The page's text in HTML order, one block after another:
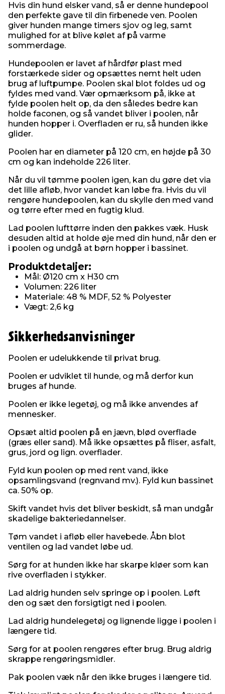
Hvis din hund elsker vand, så er denne hundepool
den perfekte gave til din firbenede ven. Poolen
giver hunden mange timers sjov og leg, samt
mulighed for at blive kølet af på varme
sommerdage.
Hundepoolen er lavet af hårdfør plast med
forstærkede sider og opsættes nemt helt uden
brug af luftpumpe. Poolen skal blot foldes ud og
fyldes med vand. Vær opmærksom på, ikke at
fylde poolen helt op, da den således bedre kan
holde faconen, og så vandet bliver i poolen, når
hunden hopper i. Overfladen er ru, så hunden ikke
glider.
Poolen har en diameter på 120 cm, en højde på 30
cm og kan indeholde 226 liter.
Når du vil tømme poolen igen, kan du gøre det via
det lille afløb, hvor vandet kan løbe fra. Hvis du vil
rengøre hundepoolen, kan du skylle den med vand
og tørre efter med en fugtig klud.
Lad poolen lufttørre inden den pakkes væk. Husk
desuden altid at holde øje med din hund, når den er
i poolen og undgå at børn hopper i bassinet.
Produktdetaljer:
Mål: Ø120 cm x H30 cm
Volumen: 226 liter
Materiale: 48 % MDF, 52 % Polyester
Vægt: 2,6 kg
Sikkerhedsanvisninger
Poolen er udelukkende til privat brug.
Poolen er udviklet til hunde, og må derfor kun
bruges af hunde.
Poolen er ikke legetøj, og må ikke anvendes af
mennesker.
Opsæt altid poolen på en jævn, blød overflade
(græs eller sand). Må ikke opsættes på fliser, asfalt,
grus, jord og lign. overflader.
Fyld kun poolen op med rent vand, ikke
opsamlingsvand (regnvand mv.). Fyld kun bassinet
ca. 50% op.
Skift vandet hvis det bliver beskidt, så man undgår
skadelige bakteriedannelser.
Tøm vandet i afløb eller havebede. Åbn blot
ventilen og lad vandet løbe ud.
Sørg for at hunden ikke har skarpe kløer som kan
rive overfladen i stykker.
Lad aldrig hunden selv springe op i poolen. Løft
den og sæt den forsigtigt ned i poolen.
Lad aldrig hundelegetøj og lignende ligge i poolen i
længere tid.
Sørg for at poolen rengøres efter brug. Brug aldrig
skrappe rengøringsmidler.
Pak poolen væk når den ikke bruges i længere tid.